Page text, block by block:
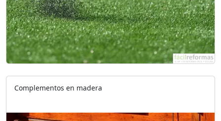
Complementos en madera